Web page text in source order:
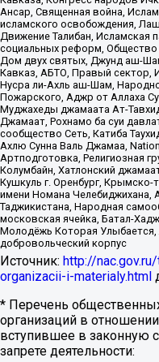
Ансар, Священная война,
исламского освобождения,
Движение Талибан, Исламская
социальных реформ, Общество
Дом двух святых, Джунд аш-
Кавказ, АБТО, Правый сектор,
Нусра ли-Ахль аш-Шам,
Пожарского, Аджр от Аллаха
Муджахеды джамаата Ат-
Джамаат, Рохнамо ба суи
сообщество Сеть, Катиба
Ахлю Сунна Валь Джамаа,
Артподготовка, Религиозная
Колумбайн, Хатлонский
Кушкуль г. Оренбург, Крымско-
имени Номана Челебиджихана,
Таджикистана, Народная
московская ячейка, Батал-
Молодёжь Которая Улыбается,
добровольческий корпус
Источник: http://
organizacii-i-materialy.html
* Перечень
организаций в
вступившее в законную
запрете деятельности: